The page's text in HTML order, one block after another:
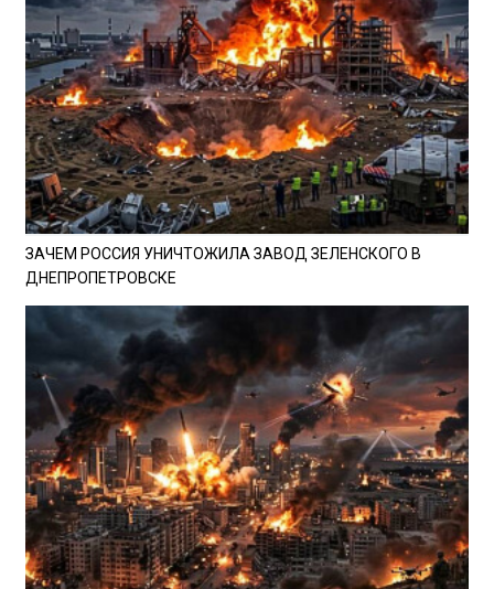
ЗАЧЕМ РОССИЯ УНИЧТОЖИЛА ЗАВОД ЗЕЛЕНСКОГО В
ДНЕПРОПЕТРОВСКЕ